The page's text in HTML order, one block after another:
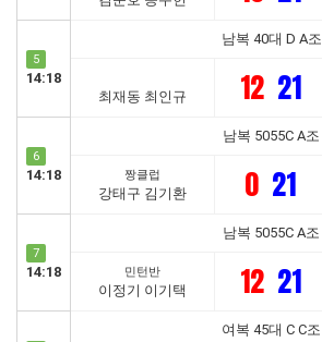
5
14:18
남복 40대 D A조
최재동 최인규 12 21
6
14:18
남복 5055C A조
짱클럽
강태구 김기환 0 21
7
14:18
남복 5055C A조
민턴반
이정기 이기택 12 21
여복 45대 C C조